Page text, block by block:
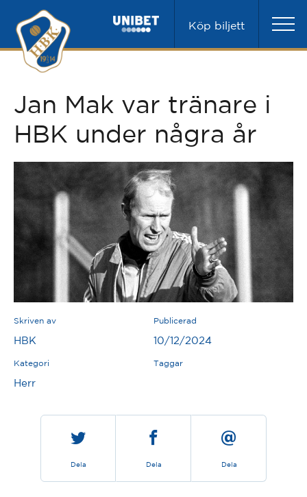
Köp biljett
Jan Mak var tränare i
HBK under några år
Skriven av
HBK
Publicerad
10/12/2024
Kategori
Herr
Taggar
Dela Dela Dela